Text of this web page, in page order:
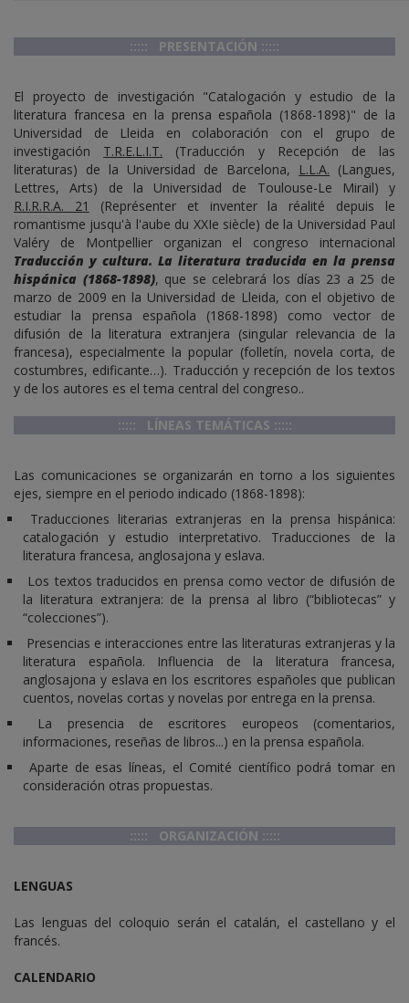
::::: PRESENTACIÓN :::::
El proyecto de investigación "Catalogación y estudio de la
literatura francesa en la prensa española (1868-1898)" de la
Universidad de Lleida en colaboración con el grupo de
investigación T.R.E.L.I.T. (Traducción y Recepción de las
literaturas) de la Universidad de Barcelona,
L.L.A. (Langues,
Lettres, Arts) de la Universidad de Toulouse-Le Mirail) y
R.I.R.R.A. 21
(Représenter et inventer la réalité depuis le
romantisme jusqu'à l'aube du XXIe siècle) de la Universidad Paul
Valéry de Montpellier organizan el congreso internacional
Traducción y cultura. La literatura traducida en la prensa
hispánica (1868-1898), que se celebrará los días 23 a 25 de
marzo de 2009 en la Universidad de Lleida, con el objetivo de
estudiar la prensa española (1868-1898) como vector de
difusión de la literatura extranjera (singular relevancia de la
francesa), especialmente la popular (folletín, novela corta, de
costumbres, edificante…). Traducción y recepción de los textos
y de los autores es el tema central del congreso..
::::: LÍNEAS TEMÁTICAS :::::
Las comunicaciones se organizarán en torno a los siguientes
ejes, siempre en el periodo indicado (1868-1898):
Traducciones literarias extranjeras en la prensa hispánica:
catalogación y estudio interpretativo. Traducciones de la
literatura francesa, anglosajona y eslava.
Los textos traducidos en prensa como vector de difusión de
la literatura extranjera: de la prensa al libro (“bibliotecas” y
“colecciones”).
Presencias e interacciones entre las literaturas extranjeras y la
literatura española. Influencia de la literatura francesa,
anglosajona y eslava en los escritores españoles que publican
cuentos, novelas cortas y novelas por entrega en la prensa.
La presencia de escritores europeos (comentarios,
informaciones, reseñas de libros...) en la prensa española.
Aparte de esas líneas, el Comité científico podrá tomar en
consideración otras propuestas.
::::: ORGANIZACIÓN :::::
LENGUAS
Las lenguas del coloquio serán el catalán, el castellano y el
francés.
CALENDARIO